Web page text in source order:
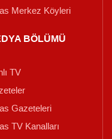
Merkez Köyleri
BÖLÜMÜ
TV
Gazeteleri
TV Kanalları